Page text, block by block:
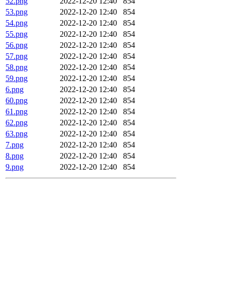
53.png
2022-12-20 12:40
854
54.png
2022-12-20 12:40
854
55.png
2022-12-20 12:40
854
56.png
2022-12-20 12:40
854
57.png
2022-12-20 12:40
854
58.png
2022-12-20 12:40
854
59.png
2022-12-20 12:40
854
6.png
2022-12-20 12:40
854
60.png
2022-12-20 12:40
854
61.png
2022-12-20 12:40
854
62.png
2022-12-20 12:40
854
63.png
2022-12-20 12:40
854
7.png
2022-12-20 12:40
854
8.png
2022-12-20 12:40
854
9.png
2022-12-20 12:40 854